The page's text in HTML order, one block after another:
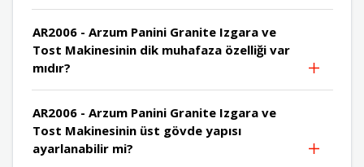
AR2006 - Arzum Panini Granite Izgara ve
Tost Makinesinin dik muhafaza özelliği var
mıdır?
AR2006 - Arzum Panini Granite Izgara ve
Tost Makinesinin üst gövde yapısı
ayarlanabilir mi?